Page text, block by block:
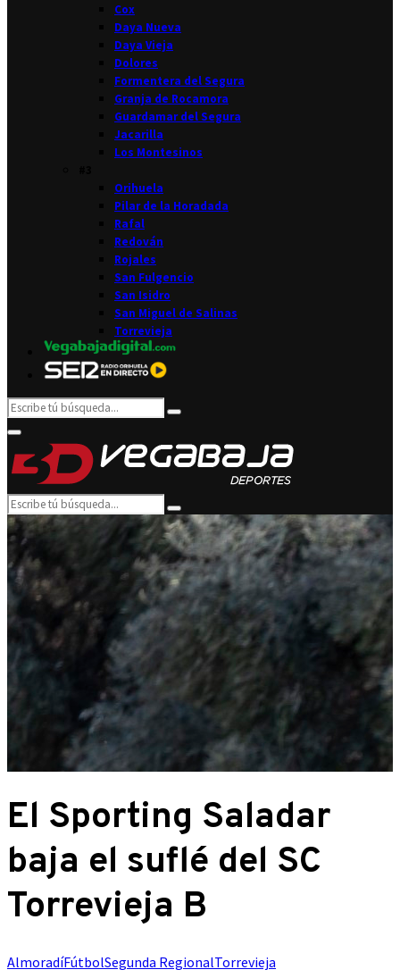
Cox
Daya Nueva
Daya Vieja
Dolores
Formentera del Segura
Granja de Rocamora
Guardamar del Segura
Jacarilla
Los Montesinos
Orihuela
Pilar de la Horadada
Rafal
Redován
Rojales
San Fulgencio
San Isidro
San Miguel de Salinas
Torrevieja
Search
for:
Search
Primary
Menu
Search
for:
Search
El Sporting Saladar
baja el suflé del SC
Torrevieja B
AlmoradíFútbolSegunda RegionalTorrevieja